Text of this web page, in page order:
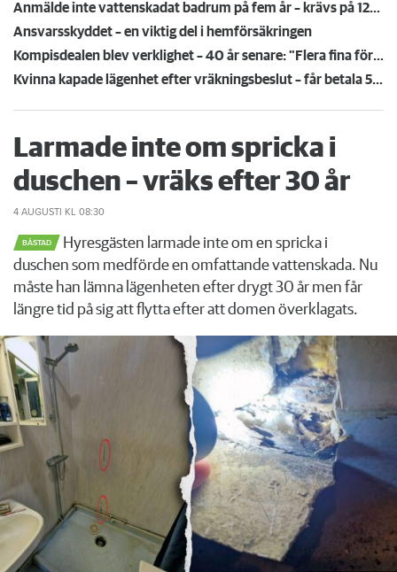
Anmälde inte vattenskadat badrum på fem år – krävs på 125 000 kronor
Ansvarsskyddet – en viktig del i hemförsäkringen
Kompisdealen blev verklighet – 40 år senare: "Flera fina fördelar med att dela bostad"
Kvinna kapade lägenhet efter vräkningsbeslut – får betala 50 000
Larmade inte om spricka i
duschen – vräks efter 30 år
4 AUGUSTI KL 08:30
BÅSTAD
Hyresgästen larmade inte om en spricka i
duschen som medförde en omfattande vattenskada. Nu
måste han lämna lägenheten efter drygt 30 år men får
längre tid på sig att flytta efter att domen överklagats.